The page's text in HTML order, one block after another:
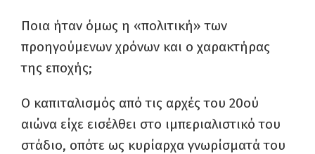
Ποια ήταν όμως η «πολιτική» των
προηγούμενων χρόνων και ο χαρακτήρας
της εποχής;
Ο καπιταλισμός από τις αρχές του 20ού
αιώνα είχε εισέλθει στο ιμπεριαλιστικό του
στάδιο, οπότε ως κυρίαρχα γνωρίσματά του